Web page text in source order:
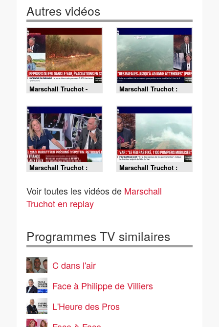
Autres vidéos
Marschall Truchot -
Édition spéciale : feu
en Gironde, 3 400
hectares brûlés
(préfecture) - 23/07
Marschall Truchot :
Var, des rafales jusqu'à
45 km/h attendues
(préfet) - 22/07
Marschall Truchot :
Daniel Siad, rabatteur
retrouvé mort - 22/07
Marschall Truchot :
Var, le feu pas fixé, 1
mobilisés - 22/07
Voir toutes les vidéos de Marschall
Truchot en replay
Programmes TV similaires
C dans l'air
Face à Philippe de Villiers
L'Heure des Pros